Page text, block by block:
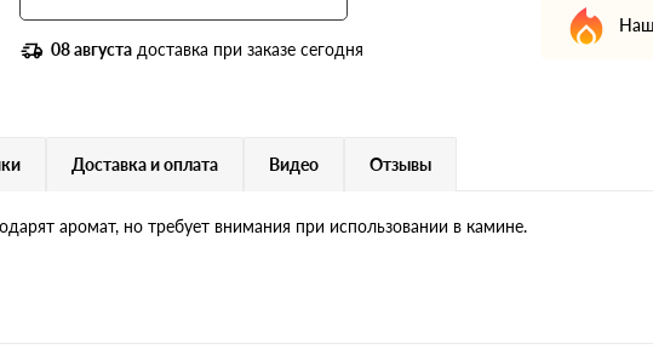
08 августа доставка при заказе сегодня
Доставка и оплата Видео Отзывы
аромат, но требует внимания при использовании в камине.